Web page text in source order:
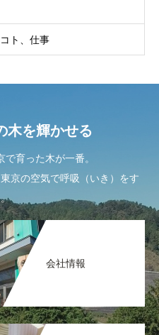
ト、仕事
木を輝かせる
育った木が一番。
京の空気で呼吸（いき）をす
会社情報